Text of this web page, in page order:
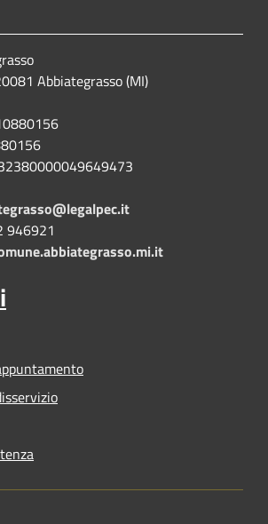
Abbiategrasso (MI)
946921